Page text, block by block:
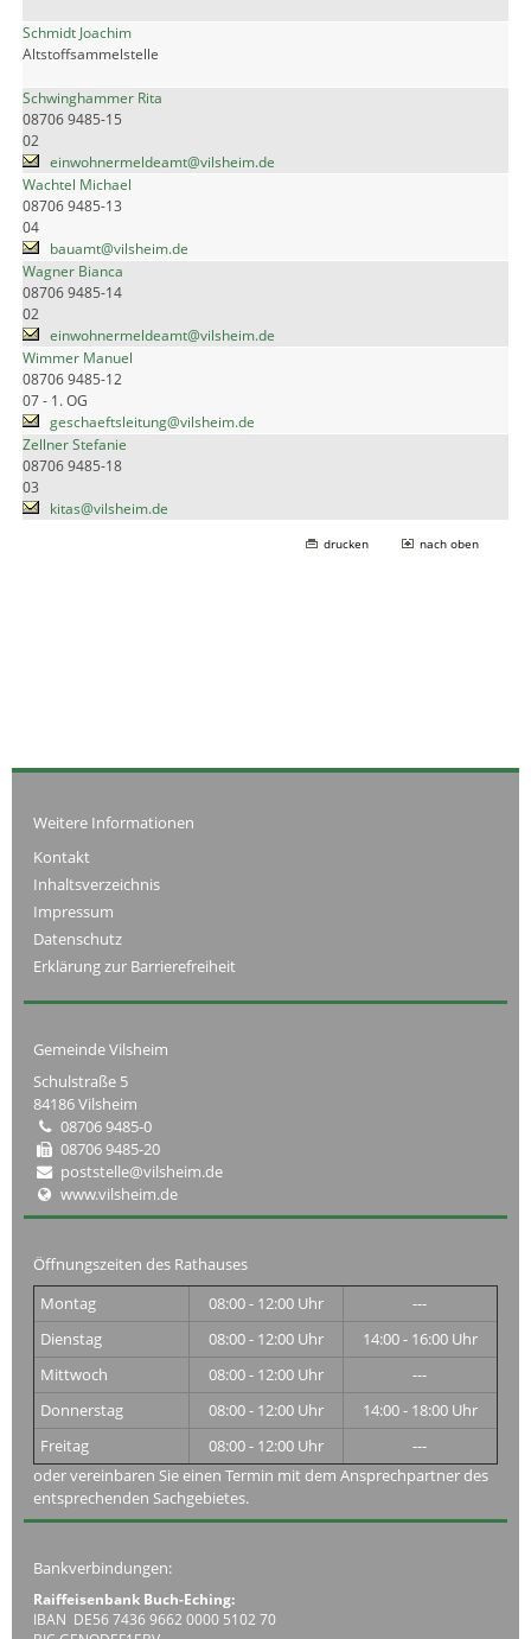
Schmidt Joachim
Altstoffsammelstelle
Schwinghammer Rita
08706 9485-15
02
einwohnermeldeamt@vilsheim.de
Wachtel Michael
08706 9485-13
04
bauamt@vilsheim.de
Wagner Bianca
08706 9485-14
02
einwohnermeldeamt@vilsheim.de
Wimmer Manuel
08706 9485-12
07 - 1. OG
geschaeftsleitung@vilsheim.de
Zellner Stefanie
08706 9485-18
03
kitas@vilsheim.de
drucken nach oben
Weitere Informationen
Kontakt
Inhaltsverzeichnis
Impressum
Datenschutz
Erklärung zur Barrierefreiheit
Gemeinde Vilsheim
Schulstraße 5
84186 Vilsheim
08706 9485-0
08706 9485-20
poststelle@vilsheim.de
www.vilsheim.de
Öffnungszeiten des Rathauses
Montag
08:00 - 12:00 Uhr
---
Dienstag
08:00 - 12:00 Uhr
14:00 - 16:00 Uhr
Mittwoch
08:00 - 12:00 Uhr
---
Donnerstag
08:00 - 12:00 Uhr
14:00 - 18:00 Uhr
Freitag
08:00 - 12:00 Uhr
---
oder vereinbaren Sie einen Termin mit dem Ansprechpartner des
entsprechenden Sachgebietes.
Bankverbindungen:
Raiffeisenbank Buch-Eching:
IBAN DE56 7436 9662 0000 5102 70